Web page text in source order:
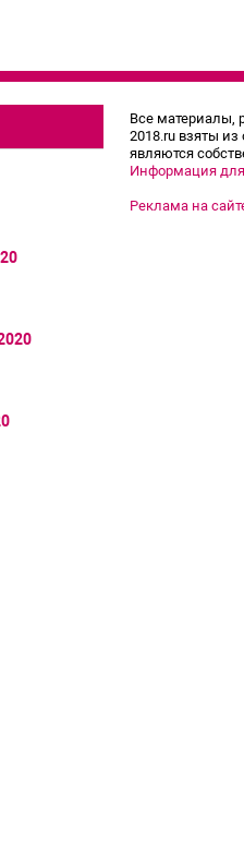
Все материалы,
2018.ru взяты
являются
Информация
Реклама на